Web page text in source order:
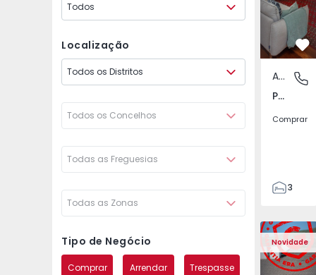
Todos
Localização
Todos os Distritos
Todos os Concelhos
Todas as Freguesias
Todas as Zonas
Tipo de Negócio
Comprar Arrendar Trespasse
Póvoa
Apartamento
Póvoa de Varzim, Beiriz e Argivai, Porto
Comprar
3
138
153
2
Novidade
Apartamento T2